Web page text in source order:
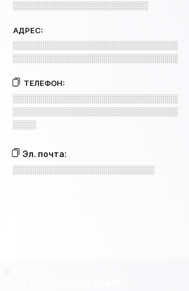
░░░░░░░░░░░░░░░░░░░░░░░
АДРЕС:
░░░░░░░░░░░░░░░░░░░░░░░░░░░░
░░░░░░░░░░░░░░░░░░░░░░░░░░░░
ТЕЛЕФОН:
░░░░░░░░░░░░░░░░░░░░░░░░░░░░
░░░░░░░░░░░░░░░░░░░░░░░░░░░░
░░░░
Эл. почта:
░░░░░░░░░░░░░░░░░░░░░░░░